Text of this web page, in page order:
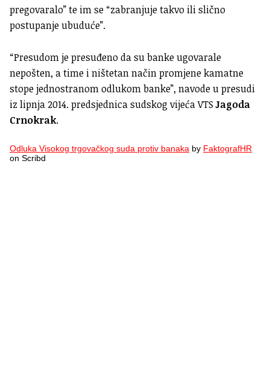
pregovaralo” te im se “zabranjuje takvo ili slično
postupanje ubuduće”.
“Presudom je presuđeno da su banke ugovarale
nepošten, a time i ništetan način promjene kamatne
stope jednostranom odlukom banke”, navode u presudi
iz lipnja 2014. predsjednica sudskog vijeća VTSJagoda
Crnokrak.
Odluka Visokog trgovačkog suda protiv banaka by FaktografHR
on Scribd